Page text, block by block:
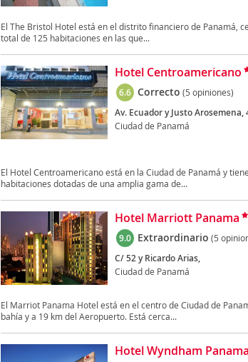
El The Bristol Hotel está en el distrito financiero de Panamá,
total de 125 habitaciones en las que...
Hotel Centroamericano
6.6 Correcto (5 opiniones)
Av. Ecuador y Justo Arosemena,
Ciudad de Panamá
El Hotel Centroamericano está en la Ciudad de Panamá y
habitaciones dotadas de una amplia gama de...
Hotel Marriott Panama
9.0 Extraordinario (5
C/ 52 y Ricardo Arias,
Ciudad de Panamá
El Marriot Panama Hotel está en el centro de Ciudad de
bahía y a 19 km del Aeropuerto. Está cerca...
Hotel Wyndham